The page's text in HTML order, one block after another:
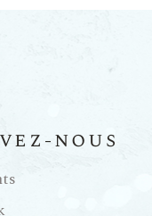
nous